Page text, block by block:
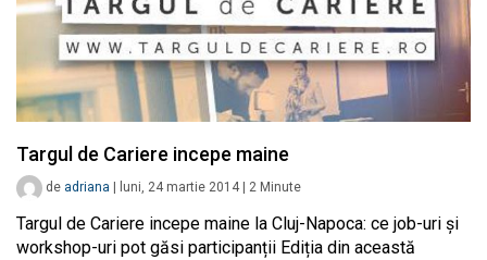
Targul de Cariere incepe maine
de adriana luni, 24 martie 2014 2 Minute
Targul de Cariere incepe maine la Cluj-Napoca: ce job-uri și
workshop-uri pot găsi participanții Ediția din această